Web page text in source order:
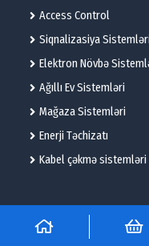
Access Control
Siqnalizasiya Sistemləri
Elektron Növbə
Ağıllı Ev Sistemləri
Mağaza Sistemləri
Enerji Təchizatı
Kabel çəkmə sistemləri
© 2025